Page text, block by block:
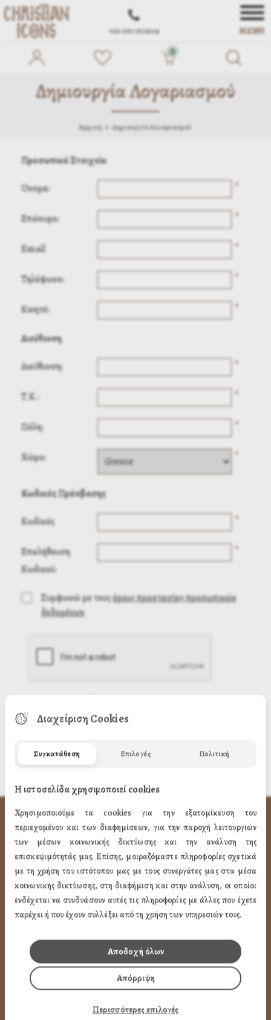
+30 697 7572104 MENU
0
Δημιουργία Λογαριασμού
Αρχική Δημιουργία Λογαριασμού
Προσωπικά Στοιχεία
Όνομα: *
Επώνυμο: *
Email *
Τηλέφωνο: *
Κινητό: *
Διεύθυνση
Διεύθυνση: *
Τ.Κ.: *
Πόλη: *
Χώρα: *
Κωδικός Πρόσβασης
Κωδικός *
Επαλήθευση
Κωδικού:
*
Συμφωνώ με τουςόρους προστασίας προσωπικών
δεδομένων
ΧΡΗΣΙΜA LINK
Προφίλ
Ποιότητα
Επικοινωνία
Πως Μπορώ να παραγγείλω
Πως Μπορώ να Πληρώσω
Μεταφορικά & Αντικαταβολή
Διαχείριση Cookies
Συγκατάθεση Επιλογές Πολιτική
Η ιστοσελίδα χρησιμοποιεί cookies
Χρησιμοποιούμε τα cookies για την εξατομίκευση του
περιεχομένου και των διαφημίσεων, για την παροχή λειτουργιών
των μέσων κοινωνικής δικτύωσης και την ανάλυση της
επισκεψιμότητάς μας. Επίσης, μοιραζόμαστε πληροφορίες σχετικά
με τη χρήση του ιστότοπου μας με τους συνεργάτες μας στα μέσα
κοινωνικής δικτύωσης, στη διαφήμιση και στην ανάλυση, οι οποίοι
ενδέχεται να συνδυάσουν αυτές τις πληροφορίες με άλλες που έχετε
παρέχει ή που έχουν συλλέξει από τη χρήση των υπηρεσιών τους.
Απόρριψη
Αποδοχή όλων
Περισσότερες επιλογές